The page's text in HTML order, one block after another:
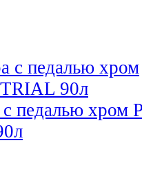
педалью хром